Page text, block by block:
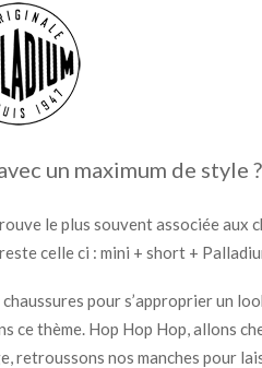
un maximum de style ?
le plus souvent associée aux
celle ci : mini + short +
pour s’approprier un
ce thème. Hop Hop Hop, allons
retroussons nos manches pour